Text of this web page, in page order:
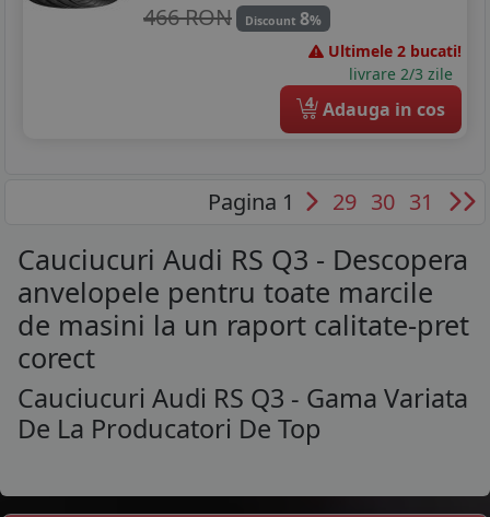
466 RON Discount 8%
Ultimele 2 bucati!
livrare 2/3 zile
4 Adauga in cos
Pagina 1 29 30 31
Cauciucuri Audi RS Q3 - Descopera
anvelopele pentru toate marcile
de masini la un raport calitate-pret
corect
Cauciucuri Audi RS Q3 - Gama Variata
De La Producatori De Top